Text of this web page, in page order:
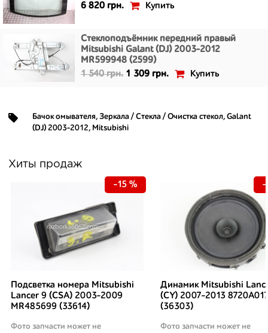
6 820 грн.
Купить
Стеклоподъёмник передний правый
Mitsubishi Galant (DJ) 2003-2012
MR599948 (2599)
1 540 грн. 1 309 грн. Купить
Бачок омывателя, Зеркала / Стекла / Очистка стекол, Galant
(DJ) 2003-2012, Mitsubishi
Хиты продаж
Подсветка номера Mitsubishi
Lancer 9 (CSA) 2003-2009
MR485699 (33614)
Фото запчасти может не
-15 %
Динамик Mitsubishi
(CY) 2007-2013
(36303)
Фото запчасти может не
-